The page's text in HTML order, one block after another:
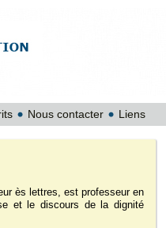
Nous contacter Liens
ès lettres, est professeur en
et le discours de la dignité